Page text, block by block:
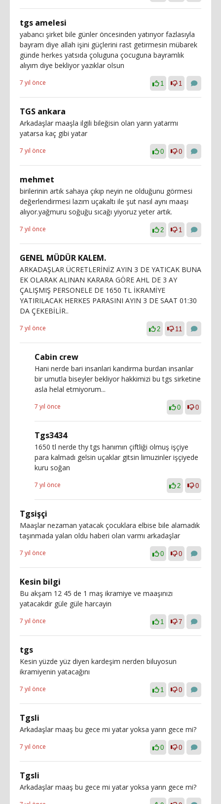
tgs amelesi
yabancı şirket bile günler öncesinden yatırıyor fazlasıyla
bayram diye allah işini güçlerini rast getirmesin mübarek
günde herkes yatsıda çoluguna çocuguna bayramlık
alıyım diye bekliyor yazıklar olsun
7 yıl önce 1 1
TGS ankara
Arkadaşlar maaşla ilgili bileğisin olan yarın yatarmı
yatarsa kaç gibi yatar
7 yıl önce 0 0
mehmet
birilerinin artık sahaya çıkıp neyin ne olduğunu görmesi
değerlendirmesi lazım uçakaltı ile şut nasıl aynı maaşı
alıyor.yağmuru soğuğu sıcağı yiyoruz yeter artık.
7 yıl önce 2 1
GENEL MÜDÜR KALEM.
ARKADAŞLAR ÜCRETLERİNİZ AYIN 3 DE YATICAK BUNA
EK OLARAK ALINAN KARARA GÖRE AHL DE 3 AY
ÇALIŞMIŞ PERSONELE DE 1650 TL İKRAMİYE
YATIRILACAK HERKES PARASINI AYIN 3 DE SAAT 01:30
DA ÇEKEBİLİR..
7 yıl önce 2 11
Cabin crew
Hani nerde bari insanlari kandirma burdan insanlar
bir umutla biseyler bekliyor hakkimizi bu tgs sirketine
asla helal etmiyorum...
7 yıl önce 0 0
Tgs3434
1650 tl nerde thy tgs hanımın çiftliği olmuş işçiye
para kalmadı gelsin uçaklar gitsin limuzinler işçiyede
kuru soğan
7 yıl önce 2 0
Tgsişçi
Maaşlar nezaman yatacak çocuklara elbise bile alamadık
taşınmada yalan oldu haberi olan varmı arkadaşlar
7 yıl önce 0 0
Kesin bilgi
Bu akşam 12 45 de 1 maş ikramiye ve maaşınızı
yatacakdir güle güle harcayin
7 yıl önce 1 7
tgs
Kesin yüzde yüz diyen kardeşim nerden biluyosun
ikramiyenin yatacağını
7 yıl önce 1 0
Tgsli
Arkadaşlar maaş bu gece mi yatar yoksa yarın gece mi?
7 yıl önce 0 0
Tgsli
Arkadaşlar maaş bu gece mi yatar yoksa yarın gece mi?